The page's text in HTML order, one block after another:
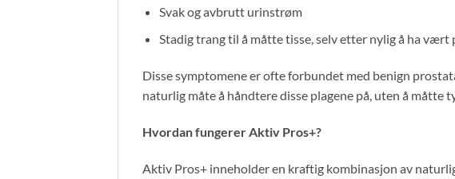
Svak og avbrutt urinstrøm
Stadig trang til å måtte tisse, selv etter nylig å ha
Disse symptomene er ofte forbundet med benign
naturlig måte å håndtere disse plagene på, uten å måtte
Hvordan fungerer Aktiv Pros+?
Aktiv Pros+ inneholder en kraftig kombinasjon av